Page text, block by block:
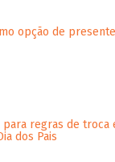
opção de presente
regras de troca
dos Pais